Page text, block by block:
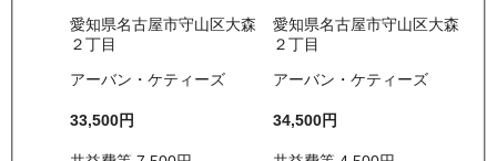
愛知県名古屋市守山区大森
２丁目
アーバン・ケティーズ
33,500円
愛知県名古屋市守山区大森
２丁目
アーバン・ケティーズ
34,500円